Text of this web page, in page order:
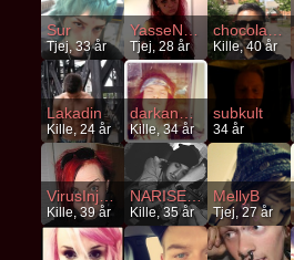
Sur
Tjej, 33 år
YasseNasse
Tjej, 28 år
chocolatte2020
Kille, 40 år
Lakadin
Kille, 24 år
darkangel_92
Kille, 34 år
subkult
34 år
VirusInjection
Kille, 39 år
NARISEBA
Kille, 35 år
MellyB
Tjej, 27 år